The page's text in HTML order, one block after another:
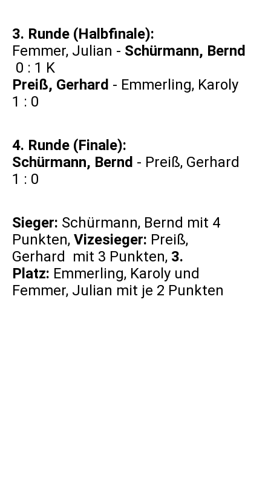
3. Runde (Halbfinale):
Femmer, Julian - Schürmann, Bernd
0 : 1 K
Preiß, Gerhard - Emmerling, Karoly
1 : 0
4. Runde (Finale):
Schürmann, Bernd - Preiß, Gerhard
1 : 0
Sieger: Schürmann, Bernd mit 4
Punkten, Vizesieger: Preiß,
Gerhard
mit 3 Punkten, 3.
Platz: Emmerling, Karoly und
Femmer, Julian mit je 2 Punkten